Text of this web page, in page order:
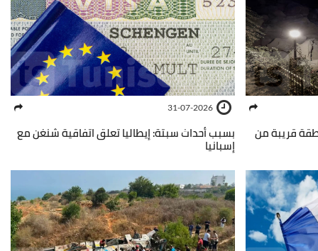
يهز منطقة قريبة من
31-07-2026
بسبب أحداث سبتة: إيطاليا تعلق اتفاقية شنغن مع
إسبانيا